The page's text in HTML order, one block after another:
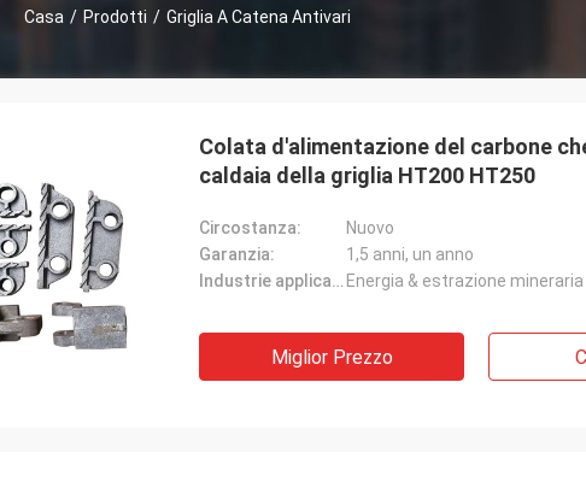
Preventivo
Casa / Prodotti / Griglia A Catena Antivari
Colata d'alimentazione del carbone
caldaia della griglia HT200 HT250
Circostanza:
Nuovo
Garanzia:
1,5 anni, un anno
Industrie applicabili: Energia & estrazione mineraria
Miglior Prezzo